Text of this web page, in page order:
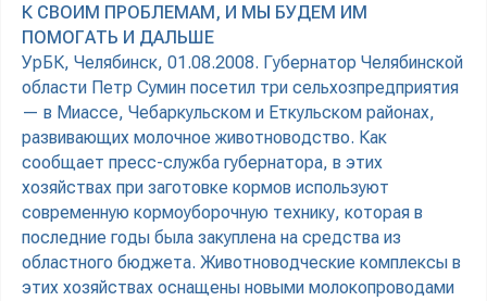
К СВОИМ ПРОБЛЕМАМ, И МЫ БУДЕМ ИМ
ПОМОГАТЬ И ДАЛЬШЕ
УрБК, Челябинск, 01.08.2008. Губернатор Челябинской
области Петр Сумин посетил три сельхозпредприятия
— в Миассе, Чебаркульском и Еткульском районах,
развивающих молочное животноводство. Как
сообщает пресс-служба губернатора, в этих
хозяйствах при заготовке кормов используют
современную кормоуборочную технику, которая в
последние годы была закуплена на средства из
областного бюджета. Животноводческие комплексы в
этих хозяйствах оснащены новыми молокопроводами